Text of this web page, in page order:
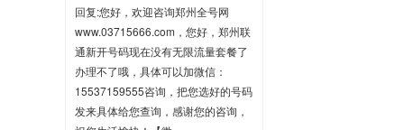
回复:您好，欢迎咨询郑州全号网
www.03715666.com，您好，郑州联
通新开号码现在没有无限流量套餐了
办理不了哦，具体可以加微信：
15537159555咨询，把您选好的号码
发来具体给您查询，感谢您的咨询，